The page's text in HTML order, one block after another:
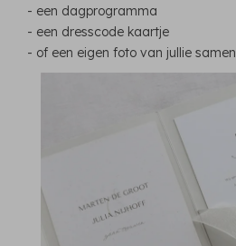
- een dagprogramma
- een dresscode kaartje
- of een eigen foto van jullie samen